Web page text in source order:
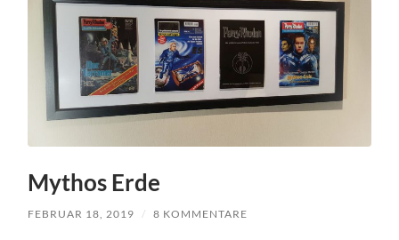
Mythos Erde
FEBRUAR 18, 2019 / 8 KOMMENTARE